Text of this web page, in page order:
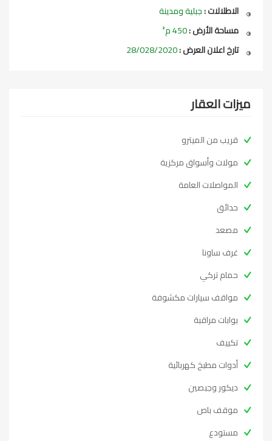
الاطلالات :جبلية ومدينة
مساحة الأرض :
تارخ اعلان العرض :
ميزات العقار
قريب من الميترو
مولات وأسواق مركزية
المواصلات العامة
حدائق
مصعد
غرف ساونا
حمام تركي
مواقف سيارات مكشوفة
بوابات مراقبة
تكييف
أدوات مطبخ كهربائية
ديكور وجبصين
موقف باص
مستودع